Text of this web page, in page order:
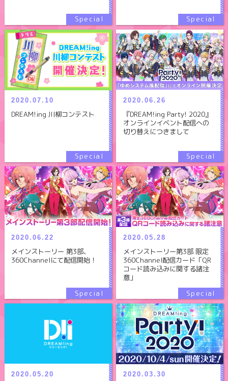
2020.07.10
DREAM!ing 川柳コンテスト
2020.06.26
『DREAM!ing Party! 2020』
オンラインイベント配信への
切り替えにつきまして
2020.06.22
メインストーリー 第3部、
360Channelにて配信開始！
2020.05.28
メインストーリー第3部 限定
360Channel配信カード「QR
コード読み込みに関する諸注
意」
2020.05.20 2020.03.30